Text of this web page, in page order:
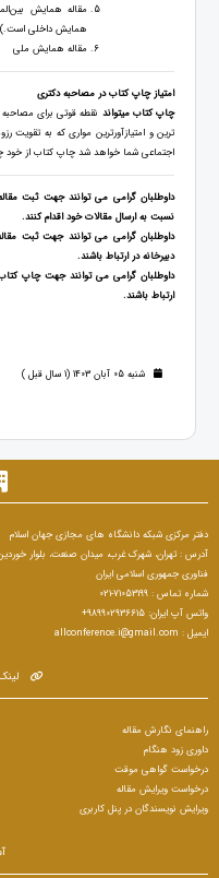
مقاله همایش
همایش داخلی است.)
مقاله همایش ملی
امتیاز چاپ کتاب در مصاحبه دکتری
چاپ کتاب میتواند نقطه قوتی برای
ترین و امتیازآورترین مواری که به
اجتماعی شما خواهد شد چاپ کتاب از
داوطلبان گرامی می توانند جهت ثبت
نسبت به ارسال مقالات خود اقدام کنند.
داوطلبان گرامی می توانند جهت ثبت
دبیرخانه در ارتباط باشند.
داوطلبان گرامی می توانند جهت چاپ
ارتباط باشند.
شنبه 05 آبان 1403 (1 سال قبل )
دفتر مرکزی شبکه دانشگاه های مجازی جهان اسلام
آدرس : تهران، شهرک غرب، میدان صنعت، بلوار
فناوری جمهوری اسلامی ایران
شماره تماس : 71053199-021
واتس آپ ایران: 989902936615+
ایمیل : allconference.i@gmail.com
راهنمای نگارش مقاله
داوری زود هنگام
درخواست گواهی موقت
درخواست ویرایش مقاله
ویرایش نویسندگان در پنل کاربری